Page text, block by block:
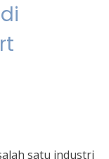
satu industri